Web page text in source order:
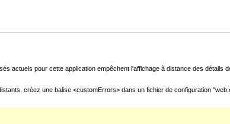
actuels pour cette application empêchent l'affichage à distance des
créez une balise <customErrors> dans un fichier de configuration